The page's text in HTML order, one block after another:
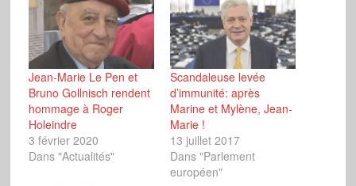
Jean-Marie Le Pen et
Bruno Gollnisch rendent
hommage à Roger
Holeindre
3 février 2020
Dans "Actualités"
Scandaleuse levée
d’immunité: après
Marine et Mylène, Jean-
Marie !
13 juillet 2017
Dans "Parlement
européen"